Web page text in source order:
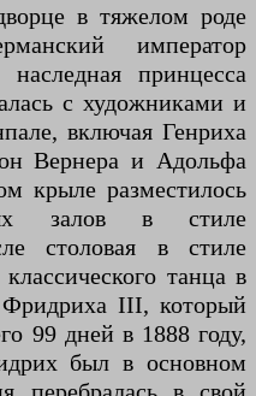
в тяжелом роде
император
принцесса
с художниками и
включая Генриха
Вернера и Адольфа
крыле разместилось
залов в стиле
столовая в стиле
танца в
III, который
99 дней в 1888 году,
был в основном